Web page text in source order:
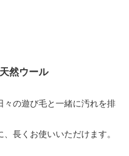
然ウール
々の遊び毛と一緒に汚れを排
長くお使いいただけます。